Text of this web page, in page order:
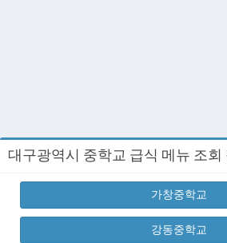
대구광역시 중학교 급식 메뉴 조회
가창중학교
강동중학교